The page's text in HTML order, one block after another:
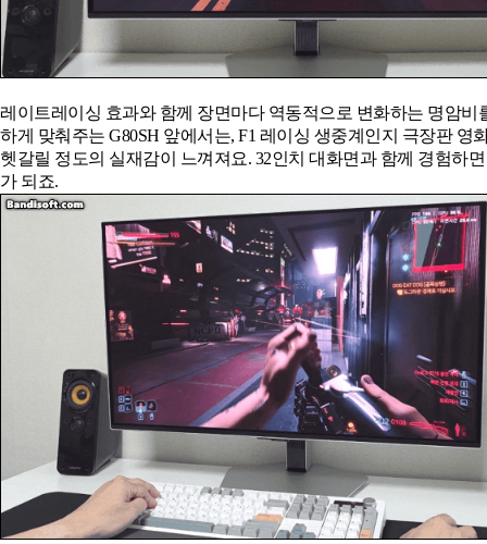
레이트레이싱 효과와 함께 장면마다 역동적으로 변화하는 명암비
하게 맞춰주는 G80SH 앞에서는, F1 레이싱 생중계인지 극장판 영
헷갈릴 정도의 실재감이 느껴져요. 32인치 대화면과 함께 경험하
가 되죠.